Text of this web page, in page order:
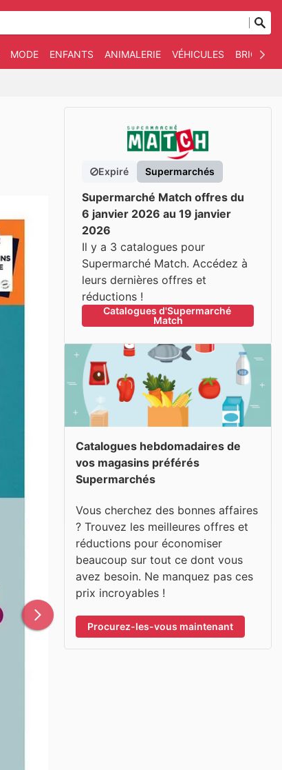
MODE ENFANTS ANIMALERIE VÉHICULES
Expiré Supermarchés
Supermarché Match offres du
6 janvier 2026 au 19 janvier
2026
Il y a 3 catalogues pour
Supermarché Match. Accédez à
leurs dernières offres et
réductions !
Catalogues d'Supermarché
Match
Catalogues hebdomadaires de
vos magasins préférés
Supermarchés
Vous cherchez des bonnes affaires
? Trouvez les meilleures offres et
réductions pour économiser
beaucoup sur tout ce dont vous
avez besoin. Ne manquez pas ces
prix incroyables !
Procurez-les-vous maintenant